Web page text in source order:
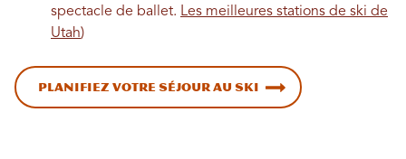
spectacle de ballet. Les meilleures stations de ski de
Utah)
Planifiez votre séjour au ski